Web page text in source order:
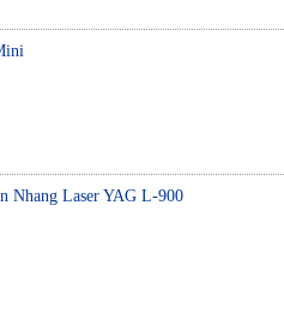
Nhang Laser YAG L-900